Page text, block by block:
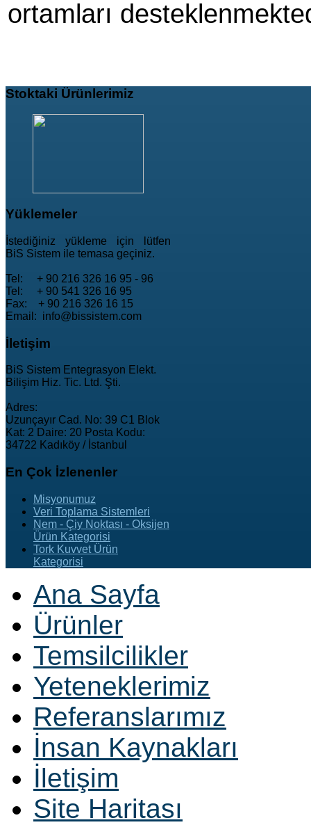
ortamları
Stoktaki Ürünlerimiz
Yüklemeler
İstediğiniz yükleme için lütfen
BiS Sistem ile temasa geçiniz.
Tel: + 90 216 326 16 95 - 96
Tel: + 90 541 326 16 95
Fax: + 90 216 326 16 15
Email: info@bissistem.com
İletişim
BiS Sistem Entegrasyon Elekt.
Bilişim Hiz. Tic. Ltd. Şti.
Adres:
Uzunçayır Cad. No: 39 C1 Blok
Kat: 2 Daire: 20 Posta Kodu:
34722 Kadıköy / İstanbul
En Çok İzlenenler
Misyonumuz
Veri Toplama Sistemleri
Nem - Çiy Noktası - Oksijen
Ürün Kategorisi
Tork Kuvvet Ürün
Kategorisi
Ana Sayfa
Ürünler
Temsilcilikler
Yeteneklerimiz
Referanslarımız
İnsan Kaynakları
İletişim
Site Haritası